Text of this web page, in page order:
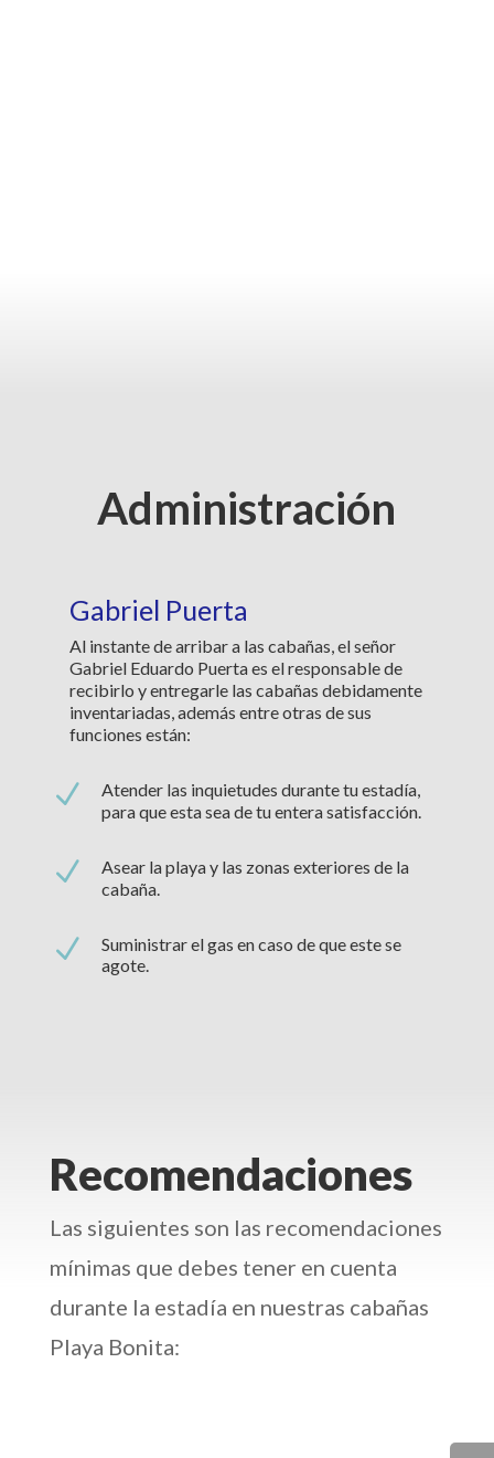
Administración
Gabriel Puerta
Al instante de arribar a las cabañas, el señor
Gabriel Eduardo Puerta es el responsable de
recibirlo y entregarle las cabañas debidamente
inventariadas, además entre otras de sus
funciones están:
N
Atender las inquietudes durante tu estadía,
para que esta sea de tu entera satisfacción.
N
Asear la playa y las zonas exteriores de la
cabaña.
N
Suministrar el gas en caso de que este se
agote.
Recomendaciones
Las siguientes son las recomendaciones
mínimas que debes tener en cuenta
durante la estadía en nuestras cabañas
Playa Bonita: